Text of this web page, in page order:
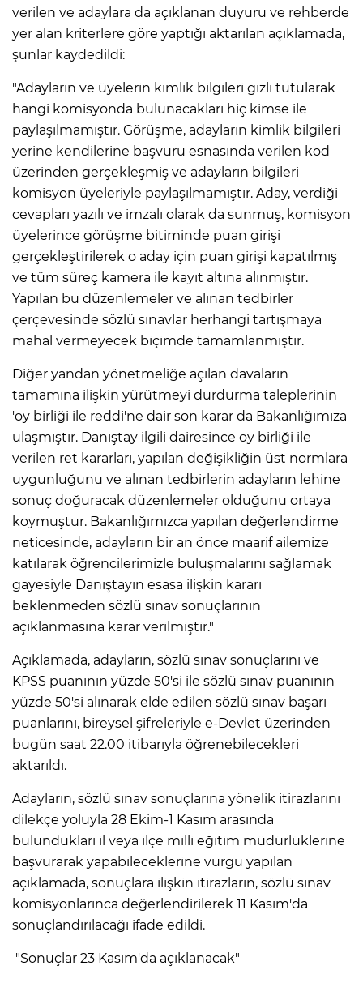
verilen ve adaylara da açıklanan duyuru ve rehberde
yer alan kriterlere göre yaptığı aktarılan açıklamada,
şunlar kaydedildi:
"Adayların ve üyelerin kimlik bilgileri gizli tutularak
hangi komisyonda bulunacakları hiç kimse ile
paylaşılmamıştır. Görüşme, adayların kimlik bilgileri
yerine kendilerine başvuru esnasında verilen kod
üzerinden gerçekleşmiş ve adayların bilgileri
komisyon üyeleriyle paylaşılmamıştır. Aday, verdiği
cevapları yazılı ve imzalı olarak da sunmuş, komisyon
üyelerince görüşme bitiminde puan girişi
gerçekleştirilerek o aday için puan girişi kapatılmış
ve tüm süreç kamera ile kayıt altına alınmıştır.
Yapılan bu düzenlemeler ve alınan tedbirler
çerçevesinde sözlü sınavlar herhangi tartışmaya
mahal vermeyecek biçimde tamamlanmıştır.
Diğer yandan yönetmeliğe açılan davaların
tamamına ilişkin yürütmeyi durdurma taleplerinin
'oy birliği ile reddi'ne dair son karar da Bakanlığımıza
ulaşmıştır. Danıştay ilgili dairesince oy birliği ile
verilen ret kararları, yapılan değişikliğin üst normlara
uygunluğunu ve alınan tedbirlerin adayların lehine
sonuç doğuracak düzenlemeler olduğunu ortaya
koymuştur. Bakanlığımızca yapılan değerlendirme
neticesinde, adayların bir an önce maarif ailemize
katılarak öğrencilerimizle buluşmalarını sağlamak
gayesiyle Danıştayın esasa ilişkin kararı
beklenmeden sözlü sınav sonuçlarının
açıklanmasına karar verilmiştir."
Açıklamada, adayların, sözlü sınav sonuçlarını ve
KPSS puanının yüzde 50'si ile sözlü sınav puanının
yüzde 50'si alınarak elde edilen sözlü sınav başarı
puanlarını, bireysel şifreleriyle e-Devlet üzerinden
bugün saat 22.00 itibarıyla öğrenebilecekleri
aktarıldı.
Adayların, sözlü sınav sonuçlarına yönelik itirazlarını
dilekçe yoluyla 28 Ekim-1 Kasım arasında
bulundukları il veya ilçe milli eğitim müdürlüklerine
başvurarak yapabileceklerine vurgu yapılan
açıklamada, sonuçlara ilişkin itirazların, sözlü sınav
komisyonlarınca değerlendirilerek 11 Kasım'da
sonuçlandırılacağı ifade edildi.
"Sonuçlar 23 Kasım'da açıklanacak"